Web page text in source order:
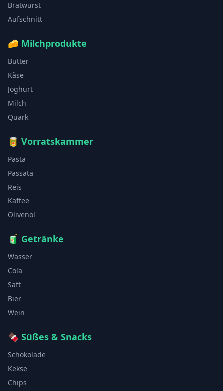
Bratwurst
Aufschnitt
🧀 Milchprodukte
Butter
Käse
Joghurt
Milch
Quark
🥫 Vorratskammer
Pasta
Passata
Reis
Kaffee
Olivenöl
🧃 Getränke
Wasser
Cola
Saft
Bier
Wein
🍫 Süßes & Snacks
Schokolade
Kekse
Chips